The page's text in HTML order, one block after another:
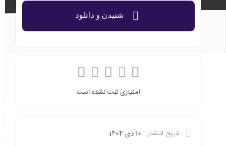
شنیدن و دانلود
امتیازی ثبت نشده است
تاریخ انتشار: 10 دی 1404